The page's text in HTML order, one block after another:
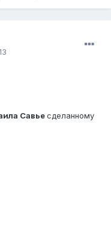
Савьесделанному